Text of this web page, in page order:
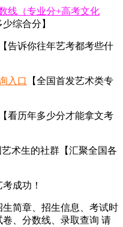
线（专业分+高考文化
综合分】
【告诉你往年艺考都考些什
入口
【全国首发艺术类专
【看历年多少分才能拿文考
术生的社群【汇聚全国各
成功！
生简章、招生信息、考试时
、分数线、录取查询 请